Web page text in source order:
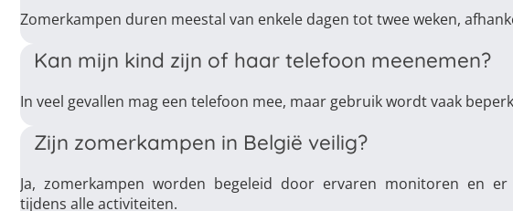
Zomerkampen duren meestal van enkele dagen tot twee weken,
Kan mijn kind zijn of haar telefoon meenemen?
In veel gevallen mag een telefoon mee, maar gebruik wordt vaak
Zijn zomerkampen in België veilig?
Ja, zomerkampen worden begeleid door ervaren monitoren en er
tijdens alle activiteiten.